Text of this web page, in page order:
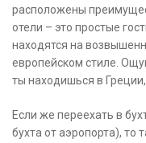
расположены
отели – это простые
находятся на
европейском стиле.
ты находишься в
Если же переехать в
бухта от аэропорта), то